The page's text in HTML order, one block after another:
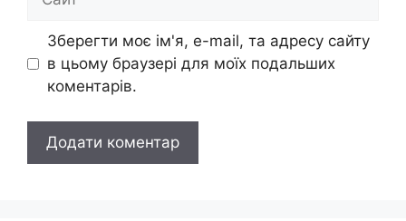
Зберегти моє ім'я, e-mail, та адресу сайту
в цьому браузері для моїх подальших
коментарів.